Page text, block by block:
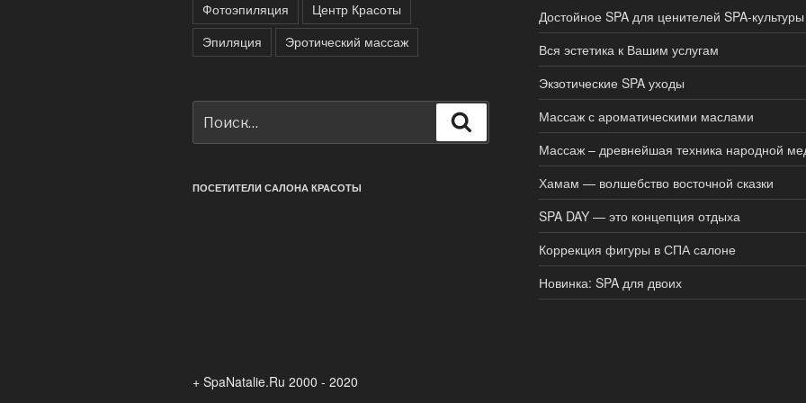
Фотоэпиляция
Центр Красоты
Эпиляция
Эротический массаж
ПОСЕТИТЕЛИ САЛОНА КРАСОТЫ
Достойное SPA для ценителей SPA-культуры
Вся эстетика к Вашим услугам
Экзотические SPA уходы
Массаж с ароматическими маслами
Массаж – древнейшая техника народной
Хамам — волшебство восточной сказки
SPA DAY — это концепция отдыха
Коррекция фигуры в СПА салоне
Новинка: SPA для двоих
+ SpaNatalie.Ru 2000 - 2020